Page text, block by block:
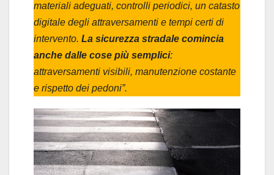
materiali adeguati, controlli periodici, un catasto
digitale degli attraversamenti e tempi certi di
intervento. La sicurezza stradale comincia
anche dalle cose più semplici:
attraversamenti visibili, manutenzione costante
e rispetto dei pedoni”.